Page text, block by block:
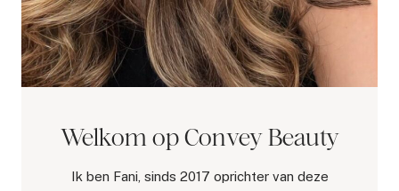
Welkom op Convey Beauty
Ik ben Fani, sinds 2017 oprichter van deze